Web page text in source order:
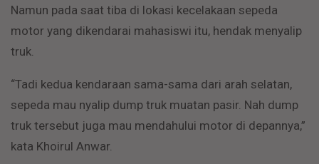
Namun pada saat tiba di lokasi kecelakaan sepeda
motor yang dikendarai mahasiswi itu, hendak menyalip
truk.
“Tadi kedua kendaraan sama-sama dari arah selatan,
sepeda mau nyalip dump truk muatan pasir. Nah dump
truk tersebut juga mau mendahului motor di depannya,”
kata Khoirul Anwar.